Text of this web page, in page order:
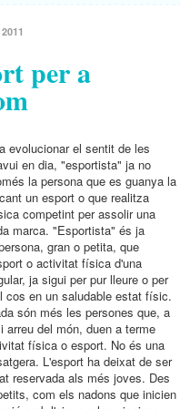
per a
evolucionar el sentit de les
en dia, "esportista" ja no
la persona que es guanya la
un esport o que realitza
competint per assolir una
marca. "Esportista" és ja
gran o petita, que
o activitat física d'una
ja sigui per pur lleure o per
cos en un saludable estat físic.
són més les persones que, a
arreu del món, duen a terme
física o esport. No és una
L'esport ha deixat de ser
reservada als més joves. Des
com els nadons que inicien